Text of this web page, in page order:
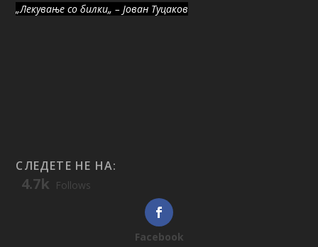
„Лекување со билки„ – Јован Туцаков
СЛЕДЕТЕ НЕ НА:
4.7k Follows
Facebook